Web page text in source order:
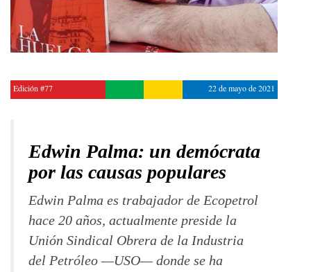
Edición #77 22 de mayo de 2021
Edwin Palma: un demócrata
por las causas populares
Edwin Palma es trabajador de Ecopetrol
hace 20 años, actualmente preside la
Unión Sindical Obrera de la Industria
del Petróleo —USO— donde se ha